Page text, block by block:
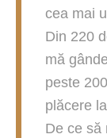
cea mai
Din 220
mă
peste
plăcere
De ce să